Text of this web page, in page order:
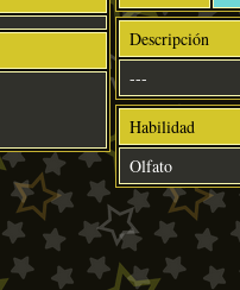
Descripción
---
Habilidad
Olfato